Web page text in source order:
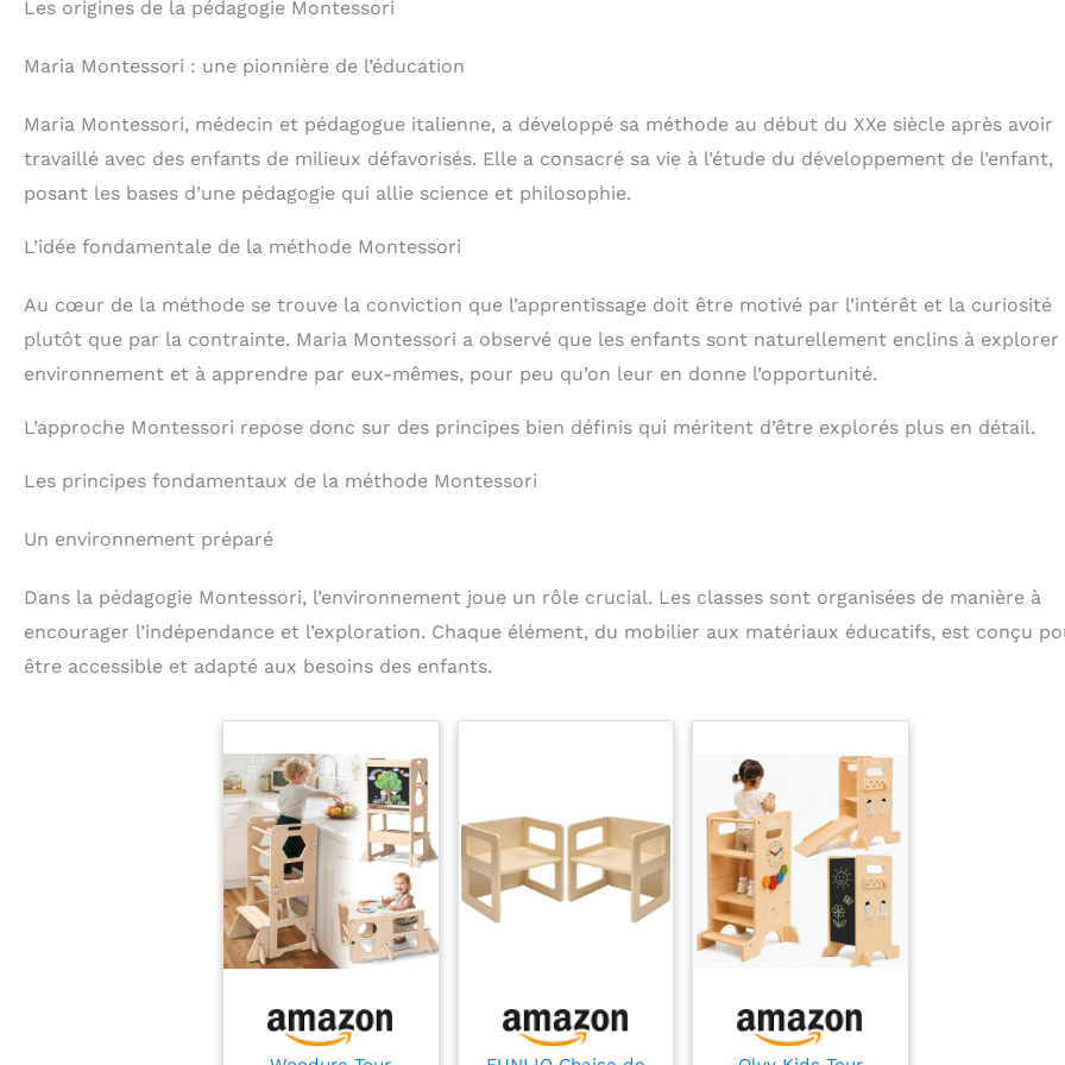
Les origines de la pédagogie Montessori
Maria Montessori : une pionnière de l’éducation
Maria Montessori, médecin et pédagogue italienne, a développé sa méthode au début du XXe siècle après avoir
travaillé avec des enfants de milieux défavorisés. Elle a consacré sa vie à l’étude du développement de l’enfant,
posant les bases d’une pédagogie qui allie science et philosophie.
L’idée fondamentale de la méthode Montessori
Au cœur de la méthode se trouve la conviction que l’apprentissage doit être motivé par l’intérêt et la curiosité
plutôt que par la contrainte. Maria Montessori a observé que les enfants sont naturellement enclins à explorer
environnement et à apprendre par eux-mêmes, pour peu qu’on leur en donne l’opportunité.
L’approche Montessori repose donc sur des principes bien définis qui méritent d’être explorés plus en détail.
Les principes fondamentaux de la méthode Montessori
Un environnement préparé
Dans la pédagogie Montessori, l’environnement joue un rôle crucial. Les classes sont organisées de manière à
encourager l’indépendance et l’exploration. Chaque élément, du mobilier aux matériaux éducatifs, est conçu
être accessible et adapté aux besoins des enfants.